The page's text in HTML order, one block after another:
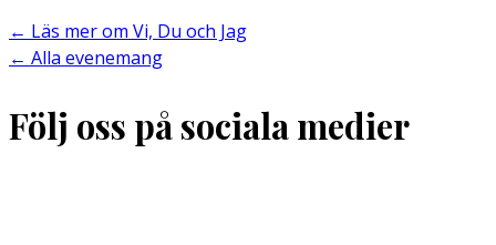
← Läs mer om Vi, Du och Jag
← Alla evenemang
Följ oss på sociala medier